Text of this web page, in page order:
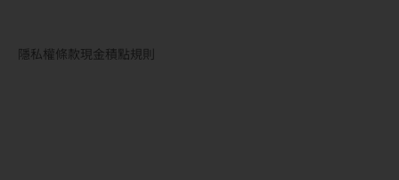
隱私權條款現金積點規則